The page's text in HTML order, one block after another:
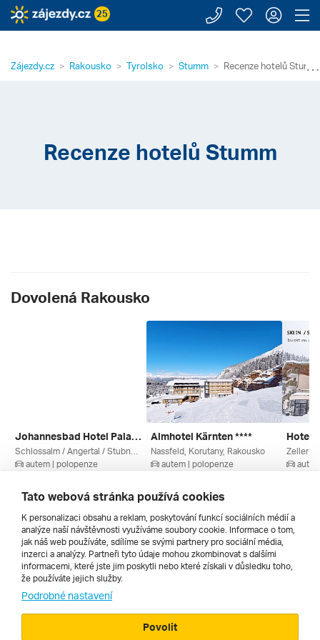
25 Zavolejte
Moje
⋯
Zájezdy.cz Rakousko Tyrolsko Stumm Recenze hotelů Stumm
Recenze hotelů Stumm
Dovolená Rakousko
Johannesbad Hotel Palace ****
autem | polopenze
9 950 Kč
Almhotel Kärnten ****
Nassfeld, Korutany, Rakousko
autem | polopenze
9 301 Kč
Hotel
Všechny
Cestopisy
Tato webová stránka používá cookies
K personalizaci obsahu a reklam, poskytování funkcí sociálních médií a
analýze naší návštěvnosti využíváme soubory cookie. Informace o tom,
jak náš web používáte, sdílíme se svými partnery pro sociální média,
inzerci a analýzy. Partneři tyto údaje mohou zkombinovat s dalšími
informacemi, které jste jim poskytli nebo které získali v důsledku toho,
že používáte jejich služby.
Podrobné nastavení
Povolit